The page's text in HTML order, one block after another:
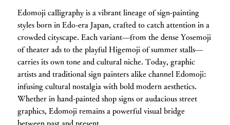
Edomoji calligraphy is a vibrant lineage of sign-painting
styles born in Edo-era Japan, crafted to catch attention in a
crowded cityscape. Each variant—from the dense Yosemoji
of theater ads to the playful Higemoji of summer stalls—
carries its own tone and cultural niche. Today, graphic
artists and traditional sign painters alike channel Edomoji:
infusing cultural nostalgia with bold modern aesthetics.
Whether in hand-painted shop signs or audacious street
graphics, Edomoji remains a powerful visual bridge
between past and present.